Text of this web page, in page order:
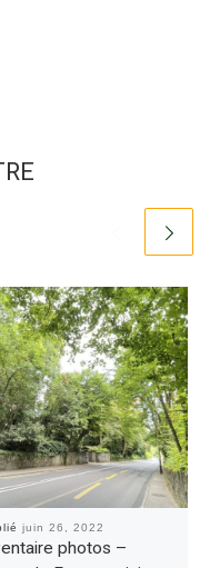
juin 26, 2022
photos –